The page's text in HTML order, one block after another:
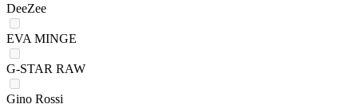
DeeZee
EVA MINGE
G-STAR RAW
Gino Rossi